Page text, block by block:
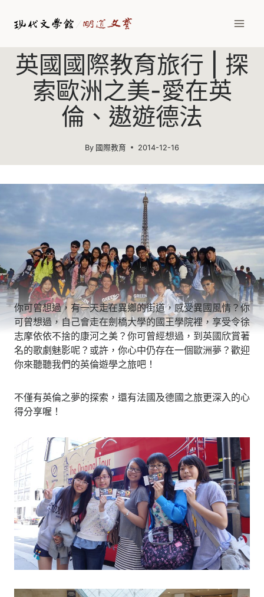
英國國際教育旅行 | 探
索歐洲之美-愛在英
倫、遨遊德法
By 國際教育 2014-12-16
你可曾想過，有一天走在異鄉的街道，感受異國風情？你
可曾想過，自己會走在劍橋大學的國王學院裡，享受令徐
志摩依依不捨的康河之美？你可曾經想過，到英國欣賞著
名的歌劇魅影呢？或許，你心中仍存在一個歐洲夢？歡迎
你來聽聽我們的英倫遊學之旅吧！
不僅有英倫之夢的探索，還有法國及德國之旅更深入的心
得分享喔！